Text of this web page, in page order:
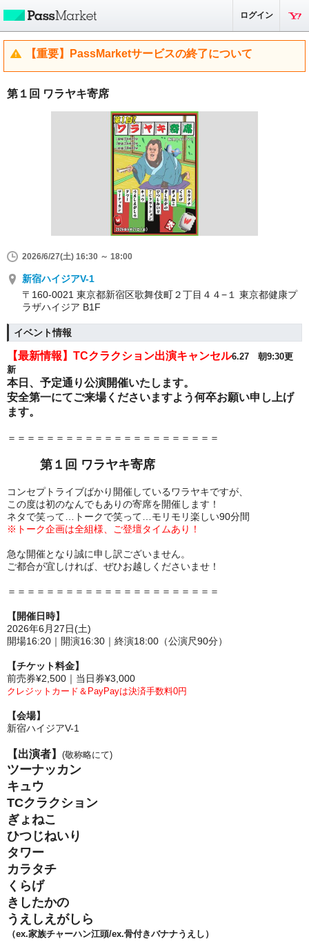
ログイン
【重要】PassMarketサービスの終了について
第１回 ワラヤキ寄席
2026/6/27(土) 16:30 ～ 18:00
新宿ハイジアV-1
〒160-0021 東京都新宿区歌舞伎町２丁目４４−１ 東京都健康プ
ラザハイジア B1F
イベント情報
【最新情報】TCクラクション出演キャンセル6.27 朝9:30更
新
本日、予定通り公演開催いたします。
安全第一にてご来場くださいますよう何卒お願い申し上げ
ます。
＝＝＝＝＝＝＝＝＝＝＝＝＝＝＝＝＝＝＝＝＝＝
第１回 ワラヤキ寄席
コンセプトライブばかり開催しているワラヤキですが、
この度は初のなんでもありの寄席を開催します！
ネタで笑って…トークで笑って…モリモリ楽しい90分間
※トーク企画は全組様、ご登壇タイムあり！
急な開催となり誠に申し訳ございません。
ご都合が宜しければ、ぜひお越しくださいませ！
＝＝＝＝＝＝＝＝＝＝＝＝＝＝＝＝＝＝＝＝＝＝
【開催日時】
2026年6月27日(土)
開場16:20｜開演16:30｜終演18:00（公演尺90分）
【チケット料金】
前売券¥2,500｜当日券¥3,000
クレジットカード＆PayPayは決済手数料0円
【会場】
新宿ハイジアV-1
【出演者】 (敬称略にて)
ツーナッカン
キュウ
TCクラクション
ぎょねこ
ひつじねいり
タワー
カラタチ
くらげ
きしたかの
うえしえがしら
（ex.家族チャーハン江頭/ex.骨付きバナナうえし）